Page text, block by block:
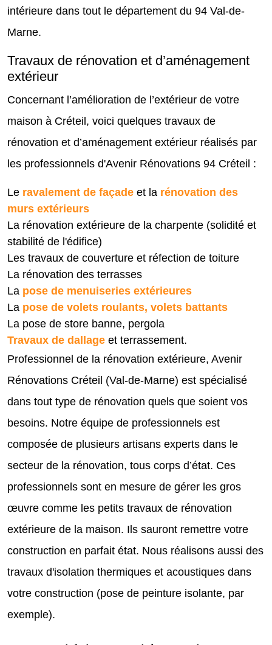
intérieure dans tout le département du 94 Val-de-
Marne.
Travaux de rénovation et d’aménagement
extérieur
Concernant l’amélioration de l’extérieur de votre
maison à Créteil, voici quelques travaux de
rénovation et d’aménagement extérieur réalisés par
les professionnels d'Avenir Rénovations 94 Créteil :
Le ravalement de façade et la rénovation des
murs extérieurs
La rénovation extérieure de la charpente (solidité et
stabilité de l'édifice)
Les travaux de couverture et réfection de toiture
La rénovation des terrasses
La pose de menuiseries extérieures
La pose de volets roulants, volets battants
La pose de store banne, pergola
Travaux de dallage et terrassement.
Professionnel de la rénovation extérieure, Avenir
Rénovations Créteil (Val-de-Marne) est spécialisé
dans tout type de rénovation quels que soient vos
besoins. Notre équipe de professionnels est
composée de plusieurs artisans experts dans le
secteur de la rénovation, tous corps d’état. Ces
professionnels sont en mesure de gérer les gros
œuvre comme les petits travaux de rénovation
extérieure de la maison. Ils sauront remettre votre
construction en parfait état. Nous réalisons aussi des
travaux d'isolation thermiques et acoustiques dans
votre construction (pose de peinture isolante, par
exemple).